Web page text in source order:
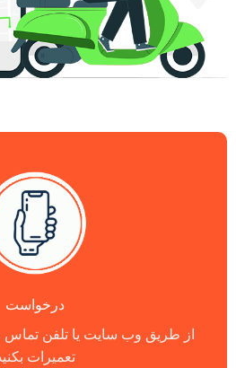
درخواست
از طریق وب سایت یا تلفن تماس
تعمیرات